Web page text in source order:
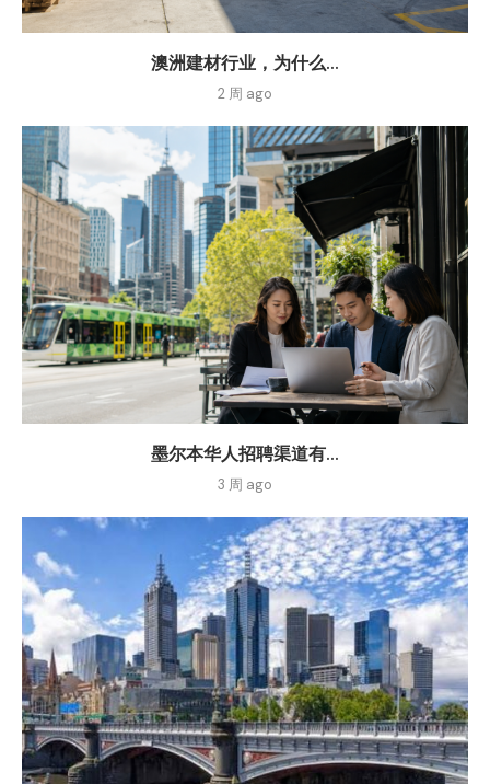
澳洲建材行业，为什么...
2 周 ago
墨尔本华人招聘渠道有...
3 周 ago